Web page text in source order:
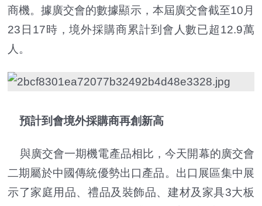
商機。據廣交會的數據顯示，本屆廣交會截至10月
23日17時，境外採購商累計到會人數已超12.9萬
人。
預計到會境外採購商再創新高
與廣交會一期機電產品相比，今天開幕的廣交會
二期屬於中國傳統優勢出口產品。出口展區集中展
示了家庭用品、禮品及裝飾品、建材及家具3大板